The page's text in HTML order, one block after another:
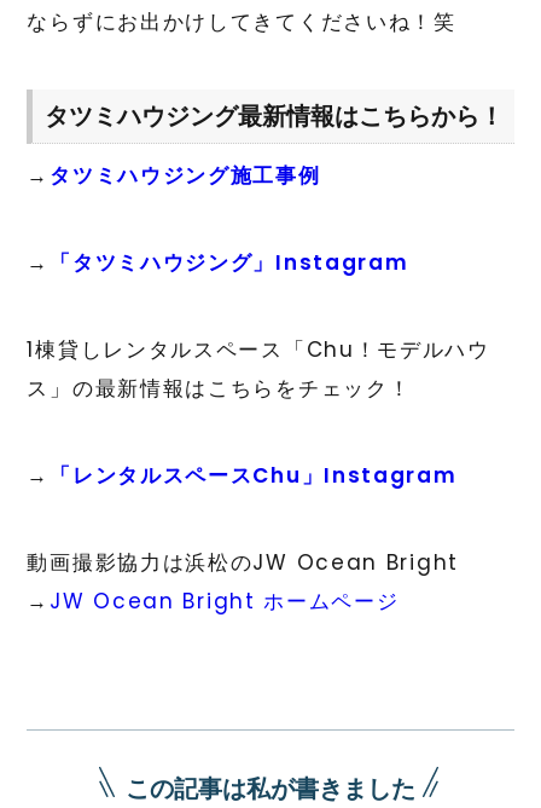
ならずにお出かけしてきてくださいね！笑
タツミハウジング最新情報はこちらから！
→ タツミハウジング施工事例
→ 「タツミハウジング」Instagram
1棟貸しレンタルスペース「Chu！モデルハウ
ス」の最新情報はこちらをチェック！
→ 「レンタルスペースChu」Instagram
動画撮影協力は浜松のJW Ocean Bright
→ JW Ocean Bright ホームページ
この記事は私が書きました